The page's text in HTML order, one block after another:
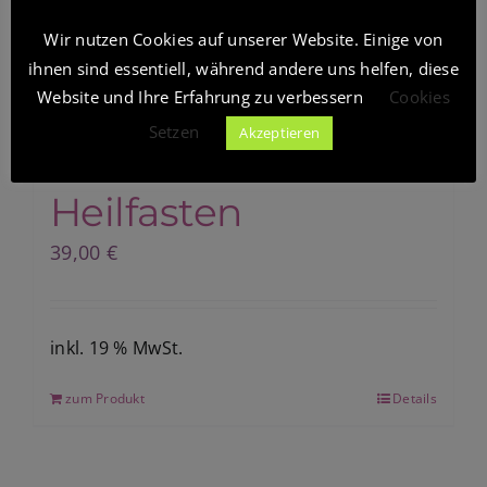
Blog
Heilfasten mit
Gemüsesäften –
Immunbooster
Heilfasten
39,00 €
inkl. 19 % MwSt.
zum Produkt Details
Wir nutzen Cookies auf unserer Website. Einige von
ihnen sind essentiell, während andere uns helfen, diese
Website und Ihre Erfahrung zu verbessern
Cookies
Setzen
Akzeptieren